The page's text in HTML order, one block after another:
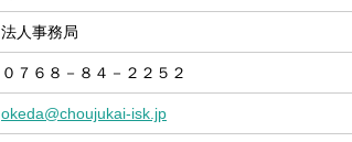
法人事務局
０７６８－８４－２２５２
okeda@choujukai-isk.jp